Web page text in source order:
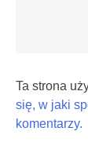
Ta strona
się, w jaki
komentarzy.